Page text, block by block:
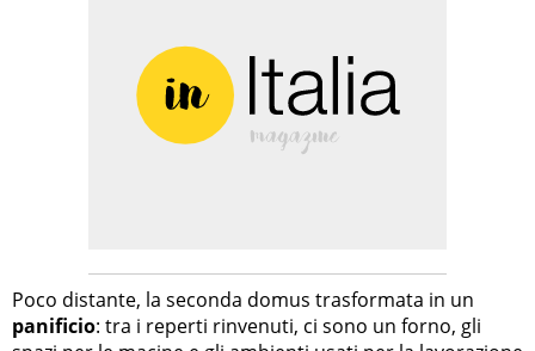
Poco distante, la seconda domus trasformata in un
panificio: tra i reperti rinvenuti, ci sono un forno, gli